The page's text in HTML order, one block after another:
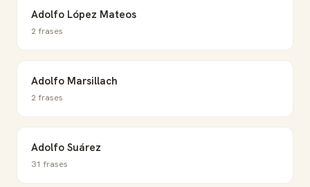
Adolfo López Mateos
2 frases
Adolfo Marsillach
2 frases
Adolfo Suárez
31 frases